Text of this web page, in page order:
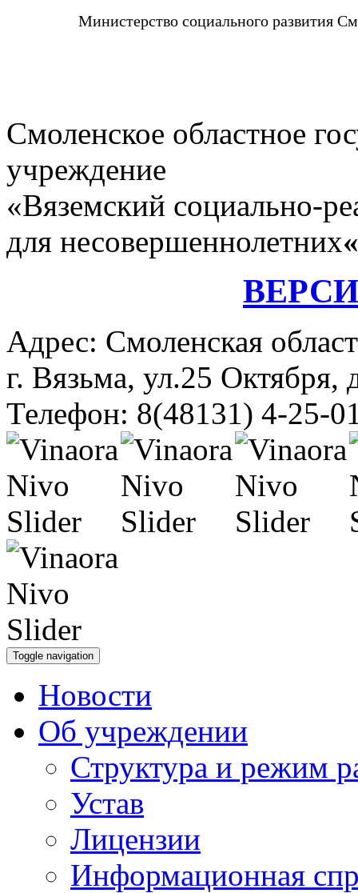
Министерство социального развития
Смоленское областное
учреждение
«Вяземский социально-
для несовершеннолетних
Адрес: Смоленская
г. Вязьма, ул.25 Октября,
Телефон: 8(48131) 4-25-
Toggle navigation
Новости
Об учреждении
Структура и режим
Устав
Лицензии
Информационная